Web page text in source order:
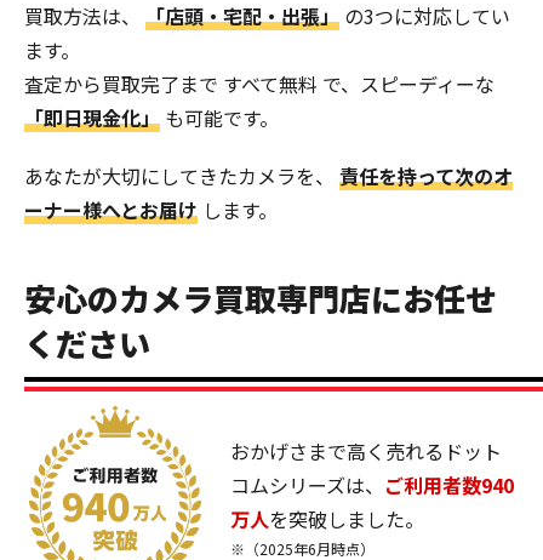
買取方法は、 「店頭・宅配・出張」 の3つに対応してい
ます。
査定から買取完了まで すべて無料 で、スピーディーな
「即日現金化」 も可能です。
あなたが大切にしてきたカメラを、 責任を持って次のオ
ーナー様へとお届け します。
安心のカメラ買取専門店にお任せ
ください
おかげさまで高く売れるドット
コムシリーズは、 ご利用者数940
万人を突破しました。
※（2025年6月時点）